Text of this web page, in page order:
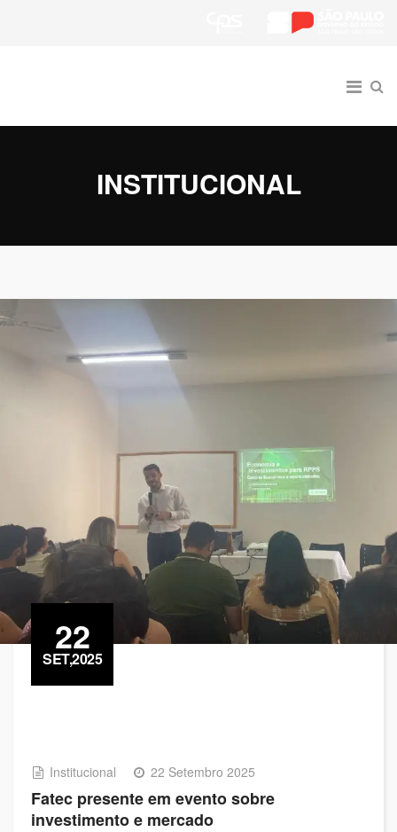
INSTITUCIONAL
22
SET,2025
Institucional 22 Setembro 2025
Fatec presente em evento sobre
investimento e mercado